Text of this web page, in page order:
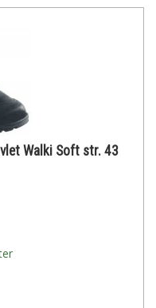
Walki Soft str. 43